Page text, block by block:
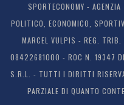
SPORTECONOMY -
POLITICO, ECONOMICO,
MARCEL VULPIS - REG.
08422681000 - ROC N. 19347
S.R.L. - TUTTI I DIRITTI
PARZIALE DI QUANTO